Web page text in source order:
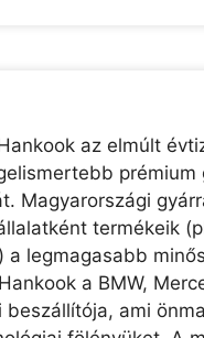
az elmúlt
prémium
Magyarországi
termékeik
a legmagasabb
a BMW,
beszállítója, ami